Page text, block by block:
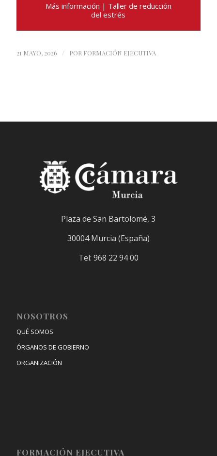
Más información | Taller de reducción
del estrés
21 MAYO, 2026 / POR FORMACIÓN EJECUTIVA
Plaza de San Bartolomé, 3
30004 Murcia (España)
Tel: 968 22 94 00
NOSOTROS
QUÉ SOMOS
ÓRGANOS DE GOBIERNO
ORGANIZACIÓN
FORMACIÓN EJECUTIVA